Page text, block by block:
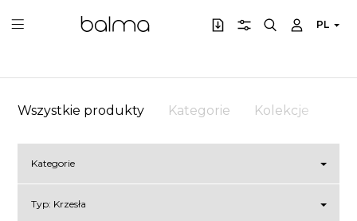
PL
Wszystkie produkty Kategorie Kolekcje
Kategorie
Typ: Krzesła